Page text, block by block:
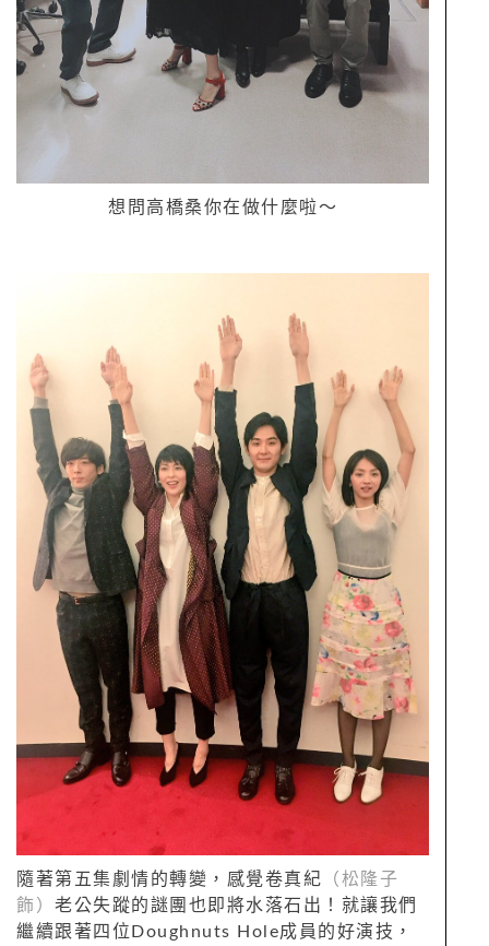
想問高橋桑你在做什麼啦～
隨著第五集劇情的轉變，感覺卷真紀 （松隆子
飾） 老公失蹤的謎團也即將水落石出！就讓我們
繼續跟著四位Doughnuts Hole成員的好演技，